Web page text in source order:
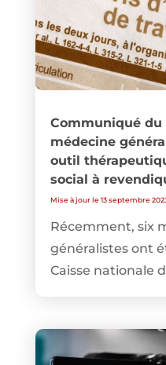
Communiqué du
médecine
outil
social à
Mise à jour le 13 septembre
Récemment, six
généralistes ont
Caisse nationale